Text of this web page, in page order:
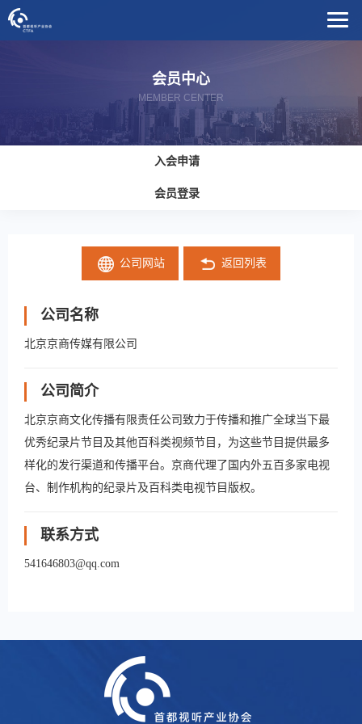
会员中心
MEMBER CENTER
入会申请
会员登录
公司网站 返回列表
公司名称
北京京商传媒有限公司
公司简介
北京京商文化传播有限责任公司致力于传播和推广全球当下最
优秀纪录片节目及其他百科类视频节目，为这些节目提供最多
样化的发行渠道和传播平台。京商代理了国内外五百多家电视
台、制作机构的纪录片及百科类电视节目版权。
联系方式
541646803@qq.com